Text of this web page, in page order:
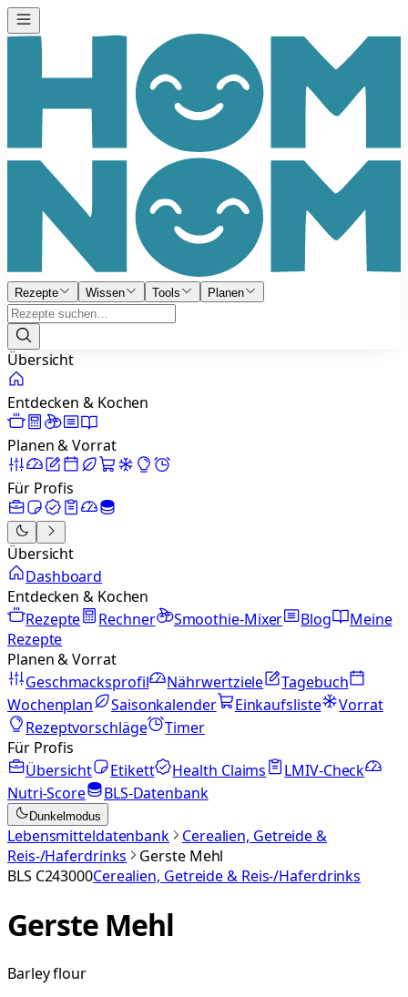
Rezepte Wissen Tools Planen
Übersicht
Entdecken & Kochen
Planen & Vorrat
Für Profis
Übersicht
Dashboard
Entdecken & Kochen
Rezepte
Rechner Smoothie-Mixer Blog
Meine
Rezepte
Planen & Vorrat
Geschmacksprofil
Nährwertziele
Tagebuch
Wochenplan
Saisonkalender Einkaufsliste
Vorrat
Rezeptvorschläge
Timer
Für Profis
Übersicht
Etikett Health Claims
LMIV-Check
Nutri-Score
BLS-Datenbank
Dunkelmodus
Lebensmitteldatenbank
Cerealien, Getreide &
Reis-/Haferdrinks
Gerste Mehl
BLS C243000Cerealien, Getreide & Reis-/Haferdrinks
Gerste Mehl
Barley flour